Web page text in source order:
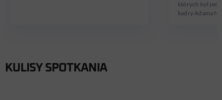
których był
kadry Adama
KULISY SPOTKANIA